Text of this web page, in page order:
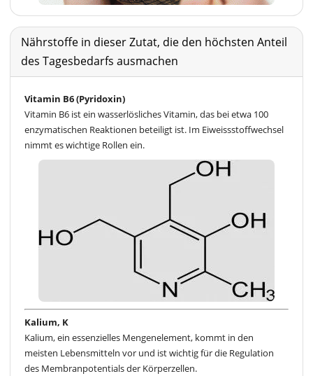
Nährstoffe in dieser Zutat, die den höchsten Anteil
des Tagesbedarfs ausmachen
Vitamin B6 (Pyridoxin)
Vitamin B6 ist ein wasserlösliches Vitamin, das bei etwa 100
enzymatischen Reaktionen beteiligt ist. Im Eiweissstoffwechsel
nimmt es wichtige Rollen ein.
Kalium, K
Kalium, ein essenzielles Mengenelement, kommt in den
meisten Lebensmitteln vor und ist wichtig für die Regulation
des Membranpotentials der Körperzellen.